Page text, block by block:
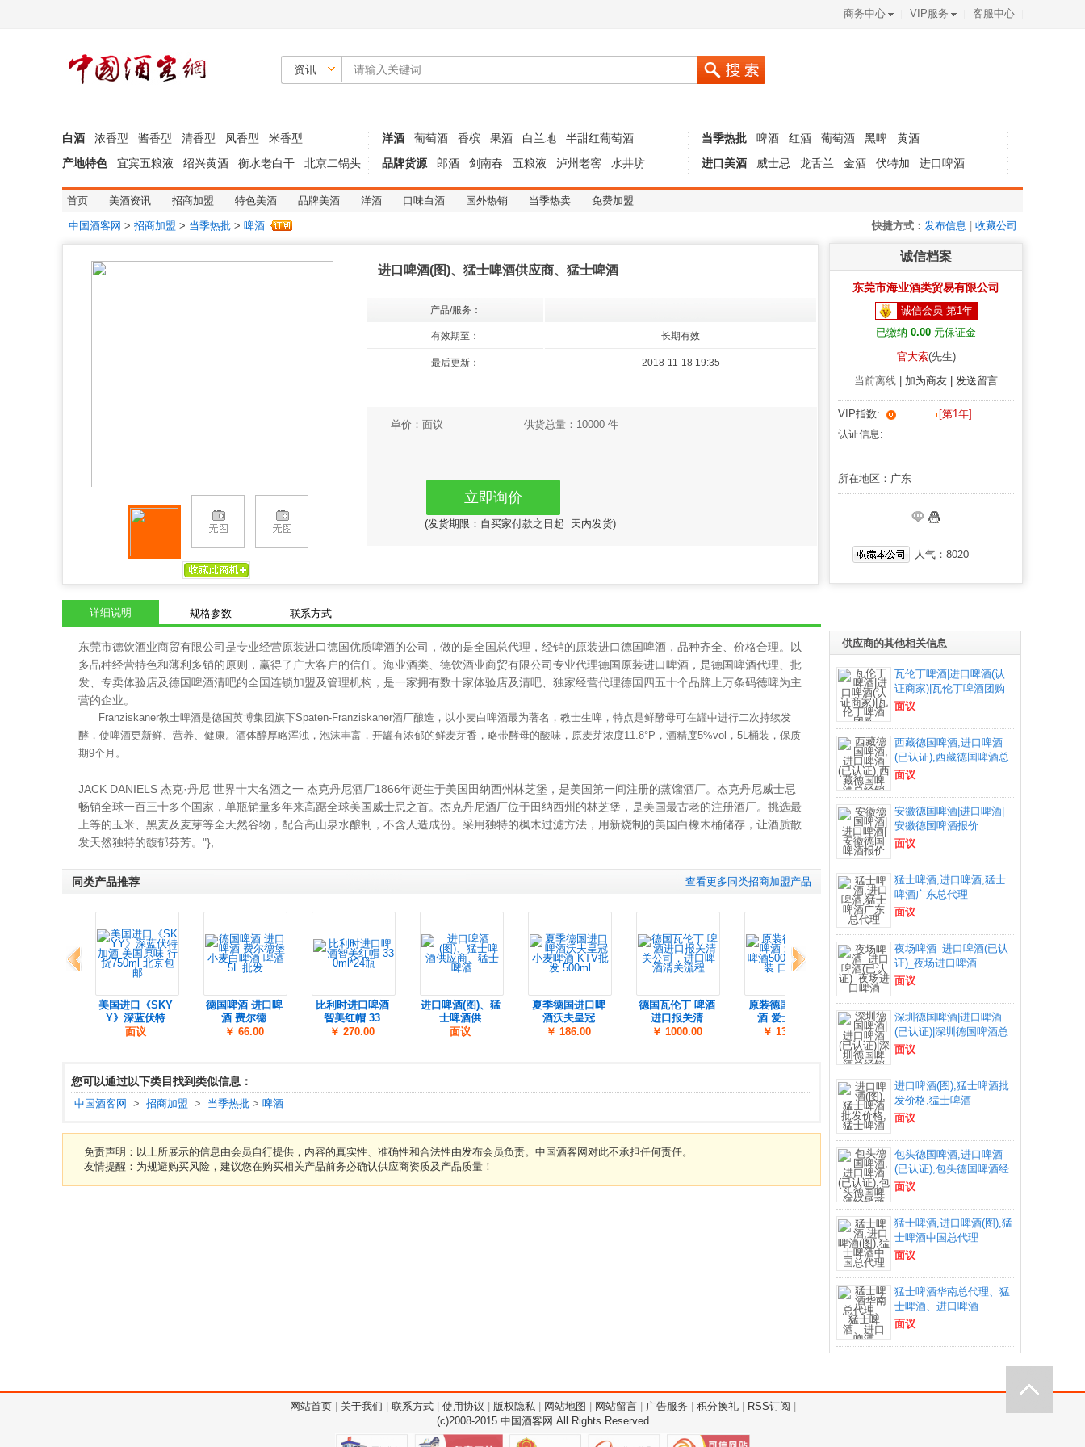
商务中心 VIP服务 客服中心
资讯
白酒 浓香型 酱香型 清香型 凤香型 米香型 洋酒 葡萄酒 香槟 果酒 白兰地 半甜红葡萄酒 当季热批 啤酒 红酒 葡萄酒 黑啤
黄酒
产地特色
宜宾五粮液 绍兴黄酒 衡水老白干 北京二锅头 品牌货源 郎酒 剑南春 五粮液 泸州老窖 水井坊 进口美酒 威士忌 龙舌兰 金酒 伏特加 进口啤酒
首页 美酒资讯 招商加盟 特色美酒 品牌美酒 洋酒 口味白酒 国外热销 当季热卖 免费加盟
中国酒客网 > 招商加盟 > 当季热批 > 啤酒 快捷方式： 发布信息 收藏公司
进口啤酒(图)、猛士啤酒供应商、猛士啤酒
产品/服务：
有效期至： 长期有效
最后更新： 2018-11-18 19:35
单价： 面议 供货总量： 10000 件
立即询价
(发货期限：自买家付款之日起 天内发货)
诚信档案
东莞市海业酒类贸易有限公司
诚信会员 第1年
已缴纳 0.00 元保证金
官大索(先生)
当前离线 加为商友 | 发送留言
VIP指数:
[第1年]
认证信息:
所在地区：广东
人气： 8020
详细说明 规格参数 联系方式
东莞市德饮酒业商贸有限公司是专业经营原装进口德国优质啤酒的公司，做的是全国总代理，经销的原装进口德国啤酒，品种齐全、价格合理。以
多品种经营特色和薄利多销的原则，赢得了广大客户的信任。海业酒类、德饮酒业商贸有限公司专业代理德国原装进口啤酒，是德国啤酒代理、批
发、专卖体验店及德国啤酒清吧的全国连锁加盟及管理机构，是一家拥有数十家体验店及清吧、独家经营代理德国四五十个品牌上万条码徳啤为主
营的企业。
Franziskaner教士啤酒是德国英博集团旗下Spaten-Franziskaner酒厂酿造，以小麦白啤酒最为著名， 教士生啤，特点是鲜酵母可在罐中进行二次持续发
酵，使啤酒更新鲜、营养、健康。酒体醇厚略浑浊，泡沫丰富，开罐有浓郁的鲜麦芽香，略带酵母的酸味，原麦芽浓度11.8°P，酒精度5%vol，5L桶装，保质
期9个月。
JACK DANIELS 杰克·丹尼 世界十大名酒之一 杰克丹尼酒厂1866年诞生于美国田纳西州林芝堡，是美国第一间注册的蒸馏酒厂。杰克丹尼威士忌
畅销全球一百三十多个国家，单瓶销量多年来高踞全球美国威士忌之首。杰克丹尼酒厂位于田纳西州的林芝堡，是美国最古老的注册酒厂。挑选最
上等的玉米、黑麦及麦芽等全天然谷物，配合高山泉水酿制，不含人造成份。采用独特的枫木过滤方法，用新烧制的美国白橡木桶储存，让酒质散
发天然独特的馥郁芬芳。"};
同类产品推荐 查看更多同类招商加盟产品
下一组
美国进口《SKY
Y》深蓝伏特
面议
德国啤酒 进口啤
酒 费尔德
￥ 66.00
比利时进口啤酒
智美红帽 33
￥ 270.00
进口啤酒(图)、猛
士啤酒供
面议
夏季德国进口啤
酒沃夫皇冠
￥ 186.00
德国瓦伦丁 啤酒
进口报关清
￥ 1000.00
原装德国进口啤
酒 爱士堡白
￥ 138.00
德国啤酒 慕尼黑
教士小麦听
￥ 150.00
夜场啤酒,进口啤
酒,艾尔啤
面议
您可以通过以下类目找到类似信息：
中国酒客网 > 招商加盟 > 当季热批 > 啤酒
免责声明：以上所展示的信息由会员自行提供，内容的真实性、准确性和合法性由发布会员负责。中国酒客网对此不承担任何责任。
友情提醒：为规避购买风险，建议您在购买相关产品前务必确认供应商资质及产品质量！
供应商的其他相关信息
瓦伦丁啤酒|进口啤酒(认
证商家)|瓦伦丁啤酒团购
面议
西藏德国啤酒,进口啤酒
(已认证),西藏德国啤酒总
面议
安徽德国啤酒|进口啤酒|
安徽德国啤酒报价
面议
猛士啤酒,进口啤酒,猛士
啤酒广东总代理
面议
夜场啤酒_进口啤酒(已认
证)_夜场进口啤酒
面议
深圳德国啤酒|进口啤酒
(已认证)|深圳德国啤酒总
面议
进口啤酒(图),猛士啤酒批
发价格,猛士啤酒
面议
包头德国啤酒,进口啤酒
(已认证),包头德国啤酒经
面议
猛士啤酒,进口啤酒(图),猛
士啤酒中国总代理
面议
猛士啤酒华南总代理、猛
士啤酒、进口啤酒
面议
网站首页 关于我们 联系方式| 使用协议 版权隐私| 网站地图 网站留言| 广告服务 积分换礼| RSS订阅
(c)2008-2015 中国酒客网 All Rights Reserved